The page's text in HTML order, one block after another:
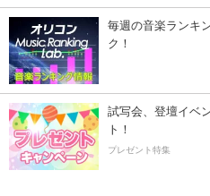
毎週の音楽ランキ
ク！
試写会、登壇イベ
ト！
プレゼント特集